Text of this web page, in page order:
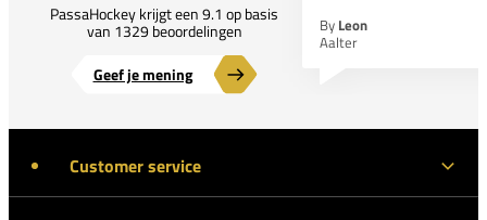
PassaHockey krijgt een 9.1 op basis
van 1329 beoordelingen
Geef je mening
By Leon
Aalter
Customer service